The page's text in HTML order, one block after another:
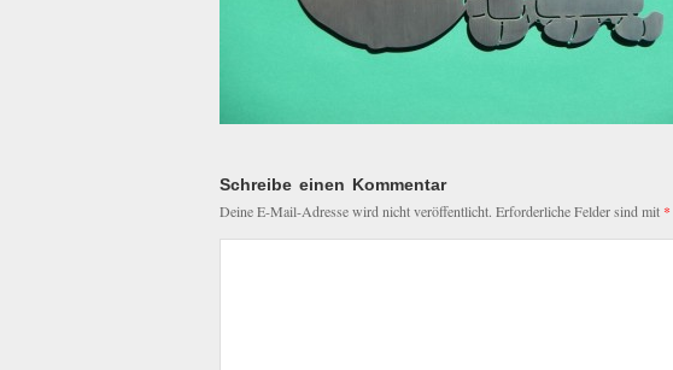
Schreibe einen Kommentar
Deine E-Mail-Adresse wird nicht veröffentlicht. Erforderliche Felder sind mit *